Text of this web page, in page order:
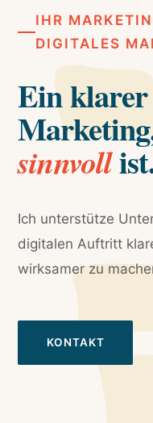
IHR
DIGITALES
Ein
sinnvoll
Ich unterstütze
digitalen Auftritt
wirksamer zu
KONTAKT